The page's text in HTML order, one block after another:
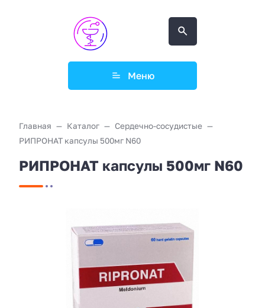
Меню
Главная Каталог
Сердечно-сосудистые
РИПРОНАТ капсулы 500мг N60
РИПРОНАТ капсулы 500мг N60